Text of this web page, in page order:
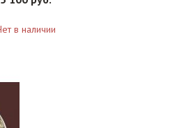
в наличии